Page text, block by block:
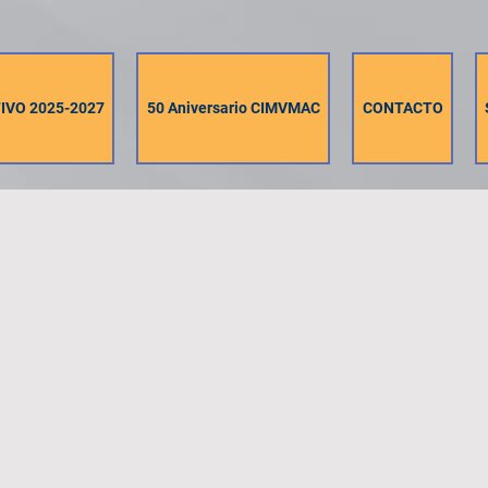
2025-2027 50 Aniversario CIMVMAC CONTACTO